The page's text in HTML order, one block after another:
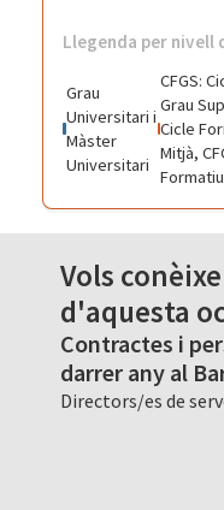
Llegenda per nivell
Grau
Universitari i
Màster
Universitari
CFGS:
Grau
Cicle
Mitjà,
Vols
d'aquesta
Contractes i
darrer any al
Directors/es de